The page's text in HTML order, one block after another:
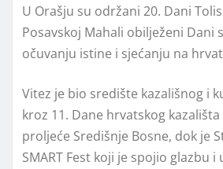
U Orašju su održani 20. Dani
Posavskoj Mahali obilježeni Dani
očuvanju istine i sjećanju na
Vitez je bio središte kazališnog i
kroz 11. Dane hrvatskog
proljeće Središnje Bosne, dok je
SMART Fest koji je spojio glazbu